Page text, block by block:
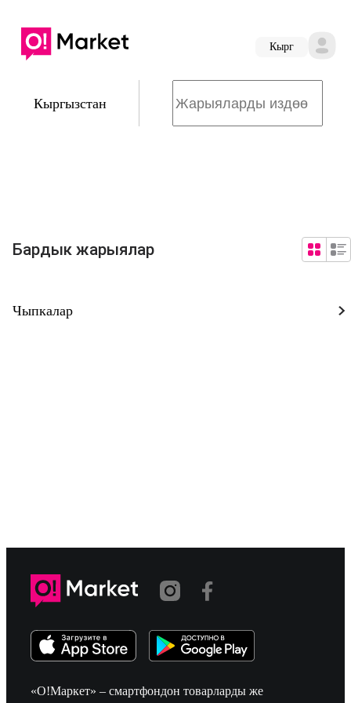
Кырг
Кыргызстан
Бардык жарыялар
Чыпкалар
«О!Маркет» – смартфондон товарларды же